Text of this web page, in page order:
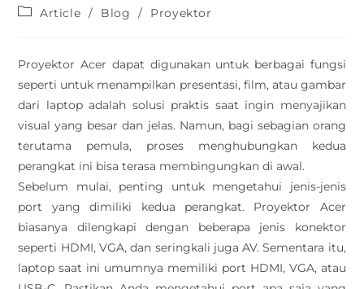
Article / Blog / Proyektor
Proyektor Acer dapat digunakan untuk berbagai fungsi
seperti untuk menampilkan presentasi, film, atau gambar
dari laptop adalah solusi praktis saat ingin menyajikan
visual yang besar dan jelas. Namun, bagi sebagian orang
terutama pemula, proses menghubungkan kedua
perangkat ini bisa terasa membingungkan di awal.
Sebelum mulai, penting untuk mengetahui jenis-jenis
port yang dimiliki kedua perangkat. Proyektor Acer
biasanya dilengkapi dengan beberapa jenis konektor
seperti HDMI, VGA, dan seringkali juga AV. Sementara itu,
laptop saat ini umumnya memiliki port HDMI, VGA, atau